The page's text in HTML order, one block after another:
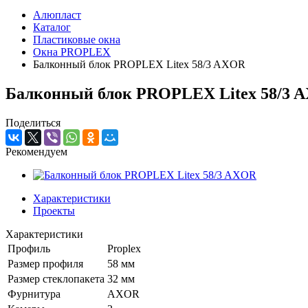
Алюпласт
Каталог
Пластиковые окна
Окна PROPLEX
Балконный блок PROPLEX Litex 58/3 AXOR
Балконный блок PROPLEX Litex 58/3
Поделиться
Рекомендуем
Характеристики
Проекты
Характеристики
Профиль
Proplex
Размер профиля
58 мм
Размер стеклопакета 32 мм
Фурнитура
AXOR